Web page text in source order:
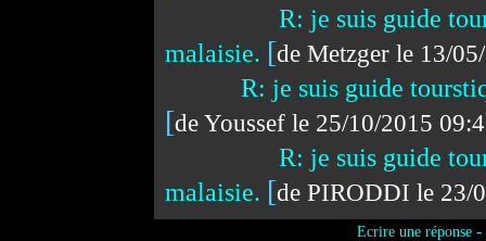
R: je suis guide
malaisie. [de Metzger le 13/
R: je suis guide
[de Youssef le 25/10/2015
R: je suis guide
malaisie. [de PIRODDI le 23/
Ecrire une réponse-